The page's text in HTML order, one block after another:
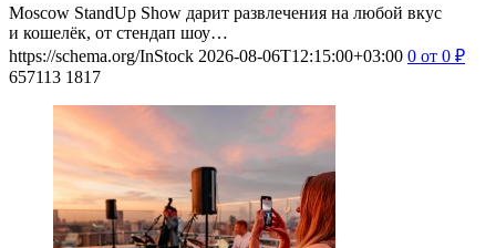
Moscow StandUp Show дарит развлечения на любой вкус
и кошелёк, от стендап шоу…
https://schema.org/InStock 2026-08-06T12:15:00+03:00 0 от 0 ₽
657113 1817